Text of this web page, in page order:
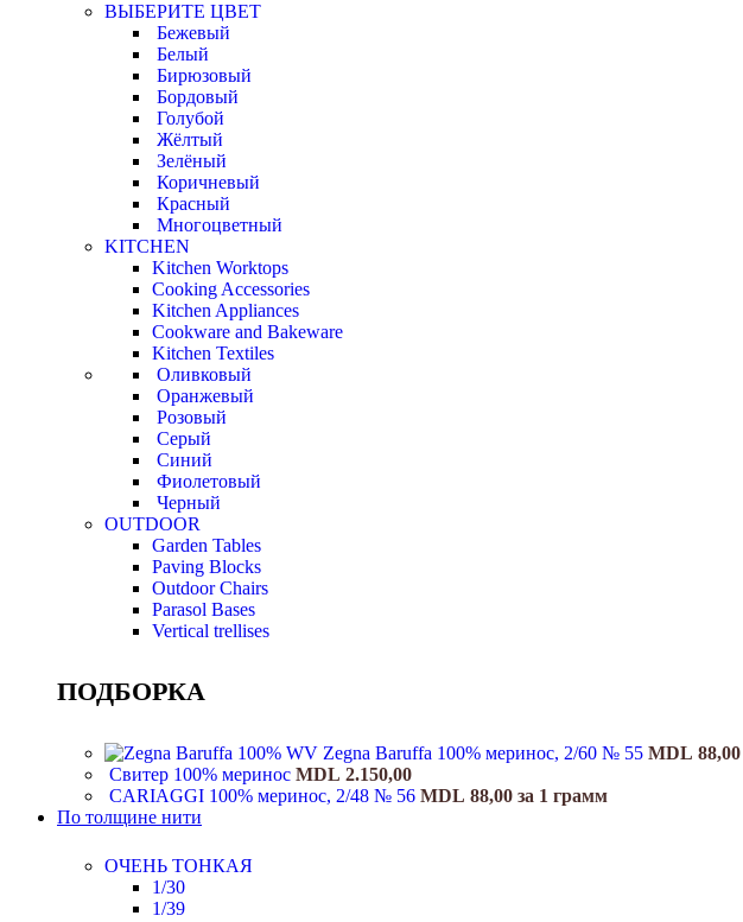
ВЫБЕРИТЕ ЦВЕТ
Бежевый
Белый
Бирюзовый
Бордовый
Голубой
Жёлтый
Зелёный
Коричневый
Красный
Многоцветный
KITCHEN
Kitchen Worktops
Cooking Accessories
Kitchen Appliances
Cookware and Bakeware
Kitchen Textiles
Оливковый
Оранжевый
Розовый
Серый
Синий
Фиолетовый
Черный
OUTDOOR
Garden Tables
Paving Blocks
Outdoor Chairs
Parasol Bases
Vertical trellises
ПОДБОРКА
Zegna Baruffa 100% меринос, 2/60 № 55 MDL 88,00
Свитер 100% меринос MDL 2.150,00
CARIAGGI 100% меринос, 2/48 № 56 MDL 88,00 за 1 грамм
По толщине нити
ОЧЕНЬ ТОНКАЯ
1/30
1/39